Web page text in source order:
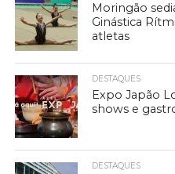
Moringão
Ginástica
atletas
DESTAQUES
Expo Japão
shows e
DESTAQUES